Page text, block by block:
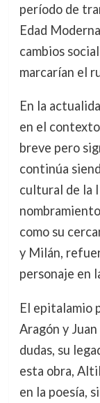
período de
Edad
cambios
marcarían el
En la
en el
breve pero
continúa
cultural de la
como su
y Milán,
personaje en
El epitalamio
Aragón y
dudas, su
esta obra,
en la poesía,